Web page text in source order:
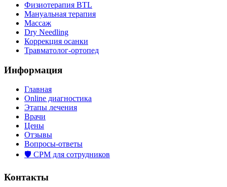
Физиотерапия BTL
Мануальная терапия
Массаж
Dry Needling
Коррекция осанки
Травматолог-ортопед
Информация
Главная
Online диагностика
Этапы лечения
Врачи
Цены
Отзывы
Вопросы-ответы
🛡️ СРМ для сотрудников
Контакты